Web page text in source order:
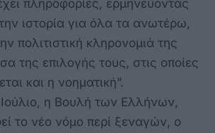
πληροφορίες, ερμηνεύοντας
ιστορία για όλα τα ανωτέρω,
πολιτιστική κληρονομιά της
της επιλογής τους, στις οποίες
και η νοηματική”.
η Βουλή των Ελλήνων,
το νέο νόμο περί ξεναγών, ο